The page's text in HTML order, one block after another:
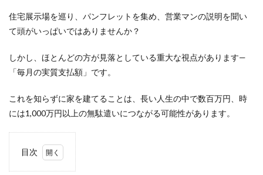
住宅展示場を巡り、パンフレットを集め、営業マンの説明を聞い
て頭がいっぱいではありませんか？
しかし、ほとんどの方が見落としている重大な視点があります—
「毎月の実質支払額」です。
これを知らずに家を建てることは、長い人生の中で数百万円、時
には1,000万円以上の無駄遣いにつながる可能性があります。
目次